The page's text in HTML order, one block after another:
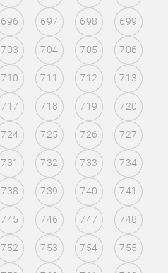
696 697 698 699
703 704 705 706
710 711 712 713
717 718 719 720
724 725 726 727
731 732 733 734
738 739 740 741
745 746 747 748
752 753 754 755